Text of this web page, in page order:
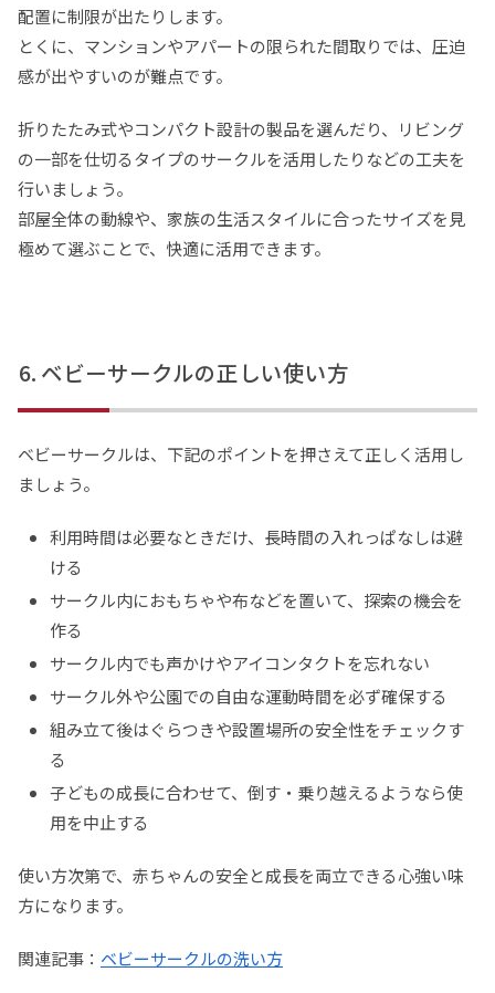
配置に制限が出たりします。
とくに、マンションやアパートの限られた間取りでは、圧迫
感が出やすいのが難点です。
折りたたみ式やコンパクト設計の製品を選んだり、リビング
の一部を仕切るタイプのサークルを活用したりなどの工夫を
行いましょう。
部屋全体の動線や、家族の生活スタイルに合ったサイズを見
極めて選ぶことで、快適に活用できます。
ベビーサークルの正しい使い方
ベビーサークルは、下記のポイントを押さえて正しく活用し
ましょう。
利用時間は必要なときだけ、長時間の入れっぱなしは避
ける
サークル内におもちゃや布などを置いて、探索の機会を
作る
サークル内でも声かけやアイコンタクトを忘れない
サークル外や公園での自由な運動時間を必ず確保する
組み立て後はぐらつきや設置場所の安全性をチェックす
る
子どもの成長に合わせて、倒す・乗り越えるようなら使
用を中止する
使い方次第で、赤ちゃんの安全と成長を両立できる心強い味
方になります。
関連記事： ベビーサークルの洗い方